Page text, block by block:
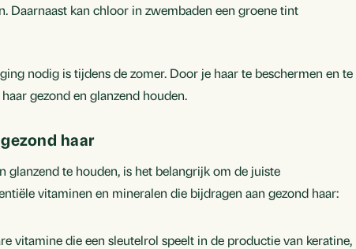
Daarnaast kan chloor in zwembaden een groene tint
nodig is tijdens de zomer. Door je haar te beschermen en te
gezond en glanzend houden.
haar
glanzend te houden, is het belangrijk om de juiste
vitaminen en mineralen die bijdragen aan gezond haar:
vitamine die een sleutelrol speelt in de productie van keratine,